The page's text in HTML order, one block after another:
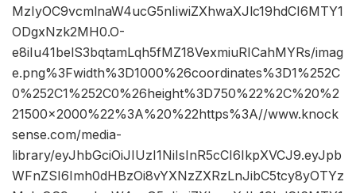
MzIyOC9vcmlnaW4ucG5nIiwiZXhwaXJlc19hdCI6MTY1
ODgxNzk2MH0.O-
e8iIu41belS3bqtamLqh5fMZ18VexmiuRICahMYRs/imag
e.png%3Fwidth%3D1000%26coordinates%3D1%252C
0%252C1%252C0%26height%3D750%22%2C%20%2
21500×2000%22%3A%20%22https%3A//www.knock
sense.com/media-
library/eyJhbGciOiJIUzI1NiIsInR5cCI6IkpXVCJ9.eyJpb
WFnZSI6Imh0dHBzOi8vYXNzZXRzLnJibC5tcy8yOTYz